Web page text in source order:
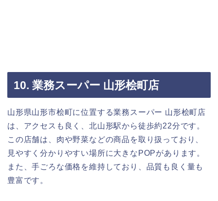
10. 業務スーパー 山形桧町店
山形県山形市桧町に位置する業務スーパー 山形桧町店
は、アクセスも良く、北山形駅から徒歩約22分です。
この店舗は、肉や野菜などの商品を取り扱っており、
見やすく分かりやすい場所に大きなPOPがあります。
また、手ごろな価格を維持しており、品質も良く量も
豊富です。